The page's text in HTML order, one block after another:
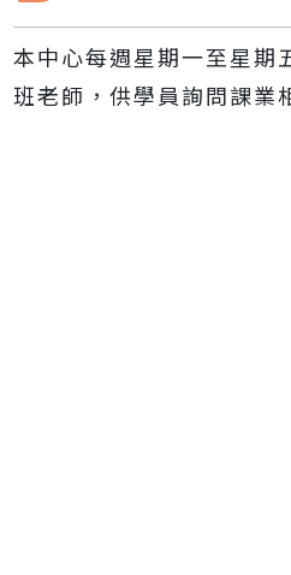
本中心每週星期一至星期
班老師，供學員詢問課業